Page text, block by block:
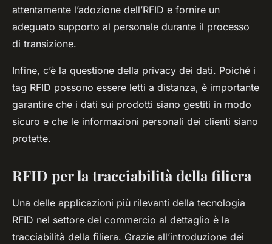
attentamente l’adozione dell’RFID e fornire un
adeguato supporto al personale durante il processo
di transizione.
Infine, c’è la questione della privacy dei dati. Poiché i
tag RFID possono essere letti a distanza, è importante
garantire che i dati sui prodotti siano gestiti in modo
sicuro e che le informazioni personali dei clienti siano
protette.
RFID per la tracciabilità della filiera
Una delle applicazioni più rilevanti della tecnologia
RFID nel settore del commercio al dettaglio è la
tracciabilità della filiera. Grazie all’introduzione dei